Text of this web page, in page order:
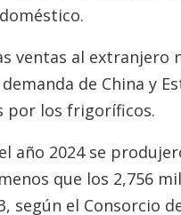
ventas al extranjero
de China y
por los frigoríficos.
año 2024 se
que los 2,756
según el Consorcio